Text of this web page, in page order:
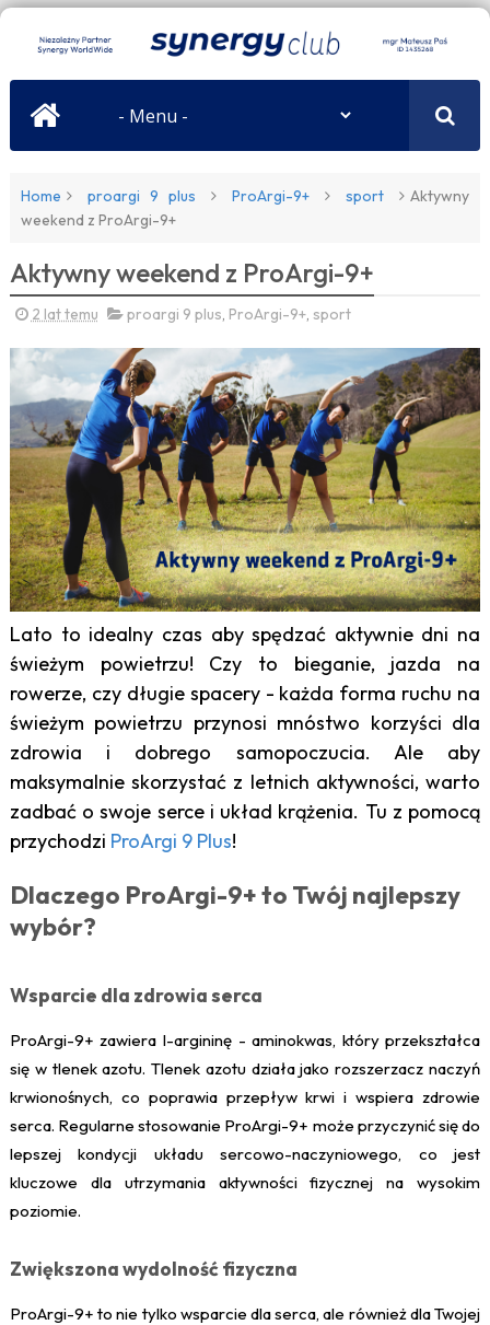
Home proargi 9 plus ProArgi-9+ sport
Aktywny
weekend z ProArgi-9+
Aktywny weekend z ProArgi-9+
2 lat temu proargi 9 plus, ProArgi-9+, sport
Lato to idealny czas aby spędzać aktywnie dni na
świeżym powietrzu! Czy to bieganie, jazda na
rowerze, czy długie spacery - każda forma ruchu na
świeżym powietrzu przynosi mnóstwo korzyści dla
zdrowia i dobrego samopoczucia. Ale aby
maksymalnie skorzystać z letnich aktywności, warto
zadbać o swoje serce i układ krążenia. Tu z pomocą
przychodzi ProArgi 9 Plus!
Dlaczego ProArgi-9+ to Twój najlepszy
wybór?
Wsparcie dla zdrowia serca
ProArgi-9+ zawiera l-argininę - aminokwas, który przekształca
się w tlenek azotu. Tlenek azotu działa jako rozszerzacz naczyń
krwionośnych, co poprawia przepływ krwi i wspiera zdrowie
serca. Regularne stosowanie ProArgi-9+ może przyczynić się do
lepszej kondycji układu sercowo-naczyniowego, co jest
kluczowe dla utrzymania aktywności fizycznej na wysokim
poziomie.
Zwiększona wydolność fizyczna
ProArgi-9+ to nie tylko wsparcie dla serca, ale również dla Twojej